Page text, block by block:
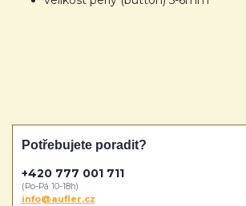
Potřebujete poradit?
+420 777 001 711
(Po-Pá 10-18h)
info@aufler.cz